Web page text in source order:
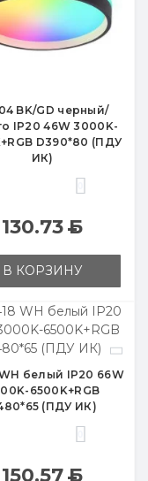
BK/GD черный/
IP20 46W 3000K-
D390*80 (ПДУ
ИК)
130.73Б
В КОРЗИНУ
белый IP20 66W
6500K+RGB
(ПДУ ИК)
150.57Б